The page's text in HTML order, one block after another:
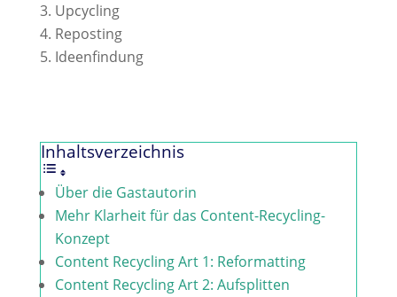
Upcycling
Reposting
Ideenfindung
Inhaltsverzeichnis
Über die Gastautorin
Mehr Klarheit für das Content-Recycling-
Konzept
Content Recycling Art 1: Reformatting
Content Recycling Art 2: Aufsplitten